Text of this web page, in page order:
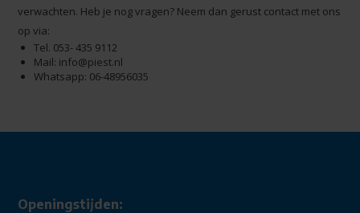
verwachten. Heb je nog vragen? Neem dan gerust contact met ons
op via:
Tel. 053- 435 9112
Mail: info@piest.nl
Whatsapp: 06-48956035
Openingstijden: